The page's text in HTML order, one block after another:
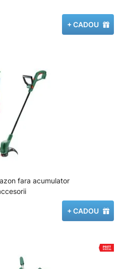
+ CADOU
fara acumulator
+ CADOU